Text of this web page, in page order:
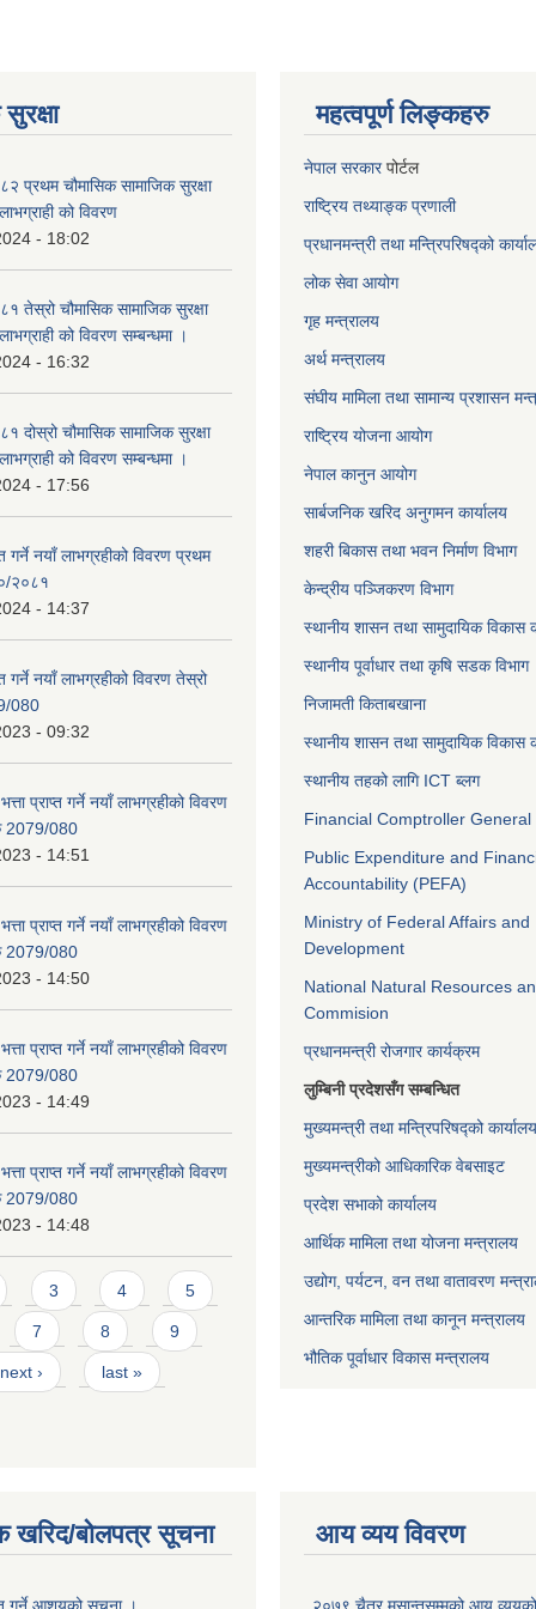
प्रथम चौमासिक सामाजिक सुरक्षा
को विवरण
- 18:02
तेस्रो चौमासिक सामाजिक सुरक्षा
लाभग्राही को विवरण सम्बन्धमा ।
- 16:32
चौमासिक सामाजिक सुरक्षा
लाभग्राही को विवरण सम्बन्धमा ।
- 17:56
गर्ने नयाँ लाभग्रहीको विवरण प्रथम
२०८१
- 14:37
गर्ने नयाँ लाभग्रहीको विवरण तेस्रो
080
- 09:32
प्राप्त गर्ने नयाँ लाभग्रहीको विवरण
2079/080
- 14:51
प्राप्त गर्ने नयाँ लाभग्रहीको विवरण
2079/080
- 14:50
प्राप्त गर्ने नयाँ लाभग्रहीको विवरण
2079/080
- 14:49
प्राप्त गर्ने नयाँ लाभग्रहीको विवरण
2079/080
- 14:48
3 4 5
7 8 9
next › last »
महत्वपूर्ण लिङ्कहरु
नेपाल सरकारपोर्टल
राष्ट्रिय तथ्याङ्क प्रणाली
प्रधानमन्त्री तथा मन्त्रिपरिषद्को
लोक सेवाआयोग
गृह मन्त्रालय
अर्थ मन्त्रालय
संघीय मामिला तथा सामान्य प्रशासन
राष्ट्रिय योजना आयोग
नेपाल कानुन आयोग
सार्बजनिक खरिद अनुगमन कार्यालय
शहरी बिकास तथा भवन निर्माण विभाग
केन्द्रीय पञ्जिकरण विभाग
स्थानीय शासन तथा सामुदायिक विकास
स्थानीय पूर्वाधार तथा कृषि सडक विभाग
निजामती किताबखाना
स्थानीय शासन तथा सामुदायिक विकास
स्थानीय तहको लागि ICT ब्लग
Financial Comptroller General
Public Expenditure and
Accountability (PEFA)
Ministry of Federal Affairs and
Development
National Natural Resources
Commision
प्रधानमन्त्री रोजगार कार्यक्रम
लुम्बिनी प्रदेशसँग सम्बन्धित
मुख्यमन्त्री तथा मन्त्रिपरिषद्को कार्यालय
मुख्यमन्त्रीको आधिकारिक वेबसाइट
प्रदेश सभाको कार्यालय
आर्थिक मामिला तथा योजना मन्त्रालय
उद्योग, पर्यटन, वन तथा वातावरण
आन्तरिक मामिला तथा कानून मन्त्रालय
भौतिक पूर्वाधार विकास मन्त्रालय
खरिद/बोलपत्र सूचना आय व्यय विवरण